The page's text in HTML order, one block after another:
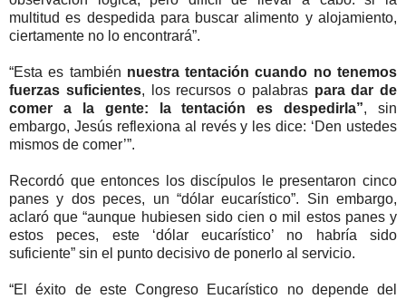
multitud es despedida para buscar alimento y alojamiento,
ciertamente no lo encontrará”.
“Esta es también nuestra tentación cuando no tenemos
fuerzas suficientes, los recursos o palabras para dar de
comer a la gente: la tentación es despedirla”, sin
embargo, Jesús reflexiona al revés y les dice: ‘Den ustedes
mismos de comer’”.
Recordó que entonces los discípulos le presentaron cinco
panes y dos peces, un “dólar eucarístico”. Sin embargo,
aclaró que “aunque hubiesen sido cien o mil estos panes y
estos peces, este ‘dólar eucarístico’ no habría sido
suficiente” sin el punto decisivo de ponerlo al servicio.
“El éxito de este Congreso Eucarístico no depende del